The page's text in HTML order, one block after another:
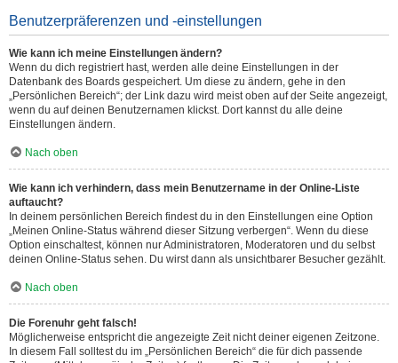
Benutzerpräferenzen und -einstellungen
Wie kann ich meine Einstellungen ändern?
Wenn du dich registriert hast, werden alle deine Einstellungen in der
Datenbank des Boards gespeichert. Um diese zu ändern, gehe in den
„Persönlichen Bereich“; der Link dazu wird meist oben auf der Seite angezeigt,
wenn du auf deinen Benutzernamen klickst. Dort kannst du alle deine
Einstellungen ändern.
Nach oben
Wie kann ich verhindern, dass mein Benutzername in der Online-Liste
auftaucht?
In deinem persönlichen Bereich findest du in den Einstellungen eine Option
„Meinen Online-Status während dieser Sitzung verbergen“. Wenn du diese
Option einschaltest, können nur Administratoren, Moderatoren und du selbst
deinen Online-Status sehen. Du wirst dann als unsichtbarer Besucher gezählt.
Nach oben
Die Forenuhr geht falsch!
Möglicherweise entspricht die angezeigte Zeit nicht deiner eigenen Zeitzone.
In diesem Fall solltest du im „Persönlichen Bereich“ die für dich passende